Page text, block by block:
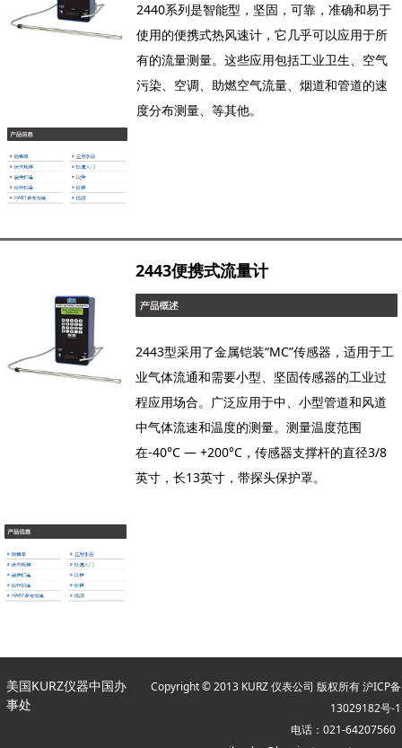
2443便携式流量计
2443型采用了金属铠装“MC”传感器，适用于工
业气体流通和需要小型、坚固传感器的工业过
程应用场合。广泛应用于中、小型管道和风道
中气体流速和温度的测量。测量温度范围
在-40°C — +200°C，传感器支撑杆的直径3/8
英寸，长13英寸，带探头保护罩。
2440系列是智能型，坚固，可靠，准确和易于
使用的便携式热风速计，它几乎可以应用于所
有的流量测量。这些应用包括工业卫生、空气
污染、空调、助燃空气流量、烟道和管道的速
度分布测量、等其他。
美国KURZ仪器中国办
事处
Copyright © 2013 KURZ 仪表公司 版权所有沪ICP备
13029182号-1
电话：021-64207560